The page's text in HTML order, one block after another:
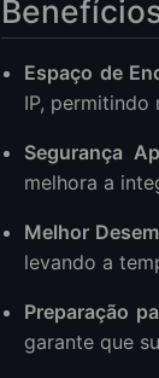
Espaço de
IP, permitindo
Segurança
melhora a
Melhor
levando a
Preparação
garante que